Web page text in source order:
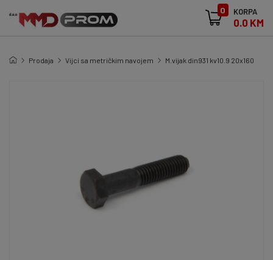
0 KORPA
0.0 KM
Prodaja Vijci sa metričkim navojem M.vijak din931 kv10.9 20x160